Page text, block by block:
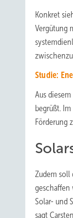
Konkret
Vergütung
Studie:
Aus
begrüßt.
Förderung
Zudem soll
geschaffen
Solar- und
sagt